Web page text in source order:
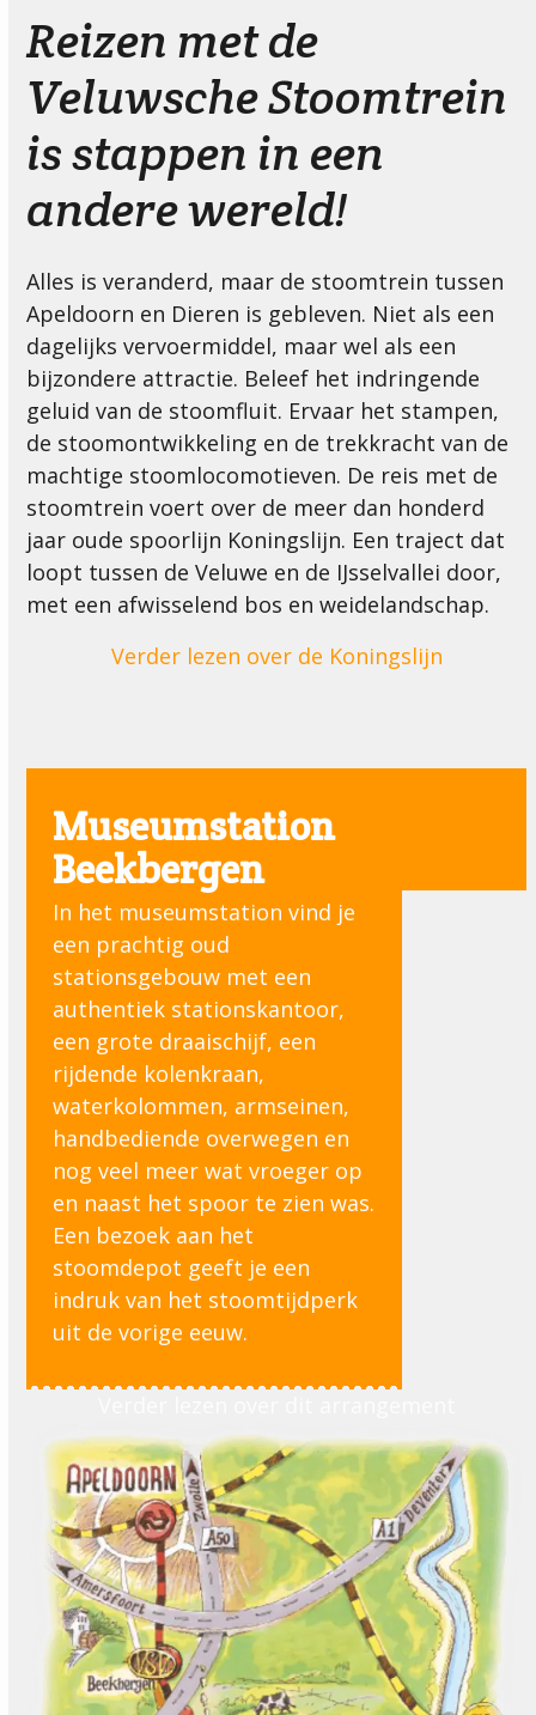
Reizen met de
Veluwsche Stoomtrein
is stappen in een
andere wereld!
Alles is veranderd, maar de stoomtrein tussen
Apeldoorn en Dieren is gebleven. Niet als een
dagelijks vervoermiddel, maar wel als een
bijzondere attractie. Beleef het indringende
geluid van de stoomfluit. Ervaar het stampen,
de stoomontwikkeling en de trekkracht van de
machtige stoomlocomotieven. De reis met de
stoomtrein voert over de meer dan honderd
jaar oude spoorlijn Koningslijn. Een traject dat
loopt tussen de Veluwe en de IJsselvallei door,
met een afwisselend bos en weidelandschap.
Verder lezen over de Koningslijn
Museumstation
Beekbergen
In het museumstation vind je
een prachtig oud
stationsgebouw met een
authentiek stationskantoor,
een grote draaischijf, een
rijdende kolenkraan,
waterkolommen, armseinen,
handbediende overwegen en
nog veel meer wat vroeger op
en naast het spoor te zien was.
Een bezoek aan het
stoomdepot geeft je een
indruk van het stoomtijdperk
uit de vorige eeuw.